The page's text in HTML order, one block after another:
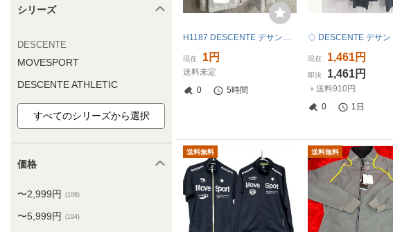
シリーズ
DESCENTE
MOVESPORT
DESCENTE ATHLETIC
価格
〜2,999円 (106)
〜5,999円 (194)
H1187 DESCENTE デサント 中央学院大学 トラックジャケット ジャージ ホワイト M
現在 1円
送料未定
0
5時間
現在 1,461円
即決 1,461円
＋送料910円
0
1日
送料無料 送料無料